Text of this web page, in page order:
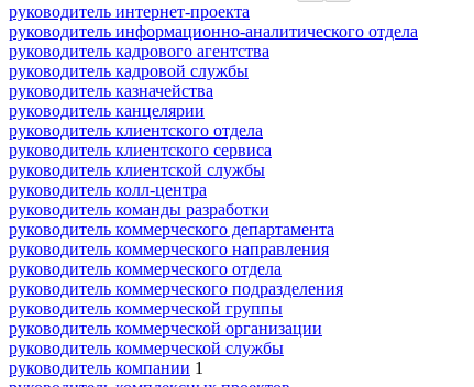
руководитель интернет-проекта
руководитель информационно-аналитического отдела
руководитель кадрового агентства
руководитель кадровой службы
руководитель казначейства
руководитель канцелярии
руководитель клиентского отдела
руководитель клиентского сервиса
руководитель клиентской службы
руководитель колл-центра
руководитель команды разработки
руководитель коммерческого департамента
руководитель коммерческого направления
руководитель коммерческого отдела
руководитель коммерческого подразделения
руководитель коммерческой группы
руководитель коммерческой организации
руководитель коммерческой службы
руководитель компании 1